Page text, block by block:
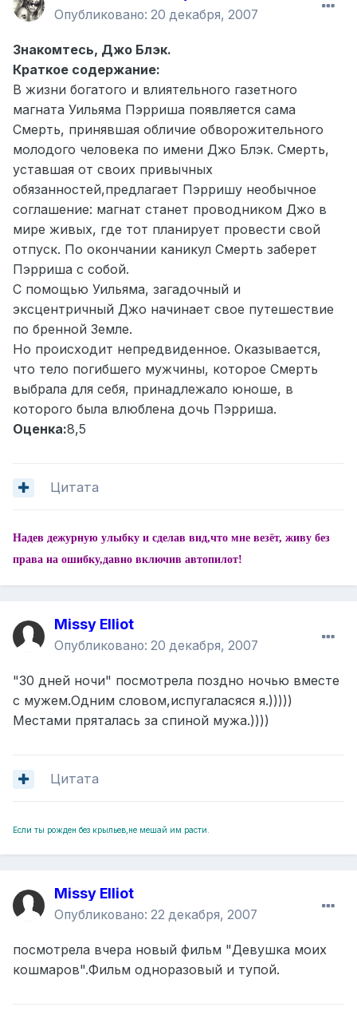
Опубликовано: 20 декабря, 2007
Знакомтесь, Джо Блэк.
Краткое содержание:
В жизни богатого и влиятельного газетного
магната Уильяма Пэрриша появляется сама
Смерть, принявшая обличие обворожительного
молодого человека по имени Джо Блэк. Смерть,
уставшая от своих привычных
обязанностей,предлагает Пэрришу необычное
соглашение: магнат станет проводником Джо в
мире живых, где тот планирует провести свой
отпуск. По окончании каникул Смерть заберет
Пэрриша с собой.
С помощью Уильяма, загадочный и
эксцентричный Джо начинает свое путешествие
по бренной Земле.
Но происходит непредвиденное. Оказывается,
что тело погибшего мужчины, которое Смерть
выбрала для себя, принадлежало юноше, в
которого была влюблена дочь Пэрриша.
Оценка:8,5
Цитата
Надев дежурную улыбку и сделав вид,что мне везёт, живу без
права на ошибку,давно включив автопилот!
Missy Elliot
Опубликовано: 20 декабря, 2007
"30 дней ночи" посмотрела поздно ночью вместе
с мужем.Одним словом,испугаласяся я.)))))
Местами пряталась за спиной мужа.))))
Цитата
Если ты рожден без крыльев,не мешай им расти.
Missy Elliot
Опубликовано: 22 декабря, 2007
посмотрела вчера новый фильм "Девушка моих
кошмаров".Фильм одноразовый и тупой.